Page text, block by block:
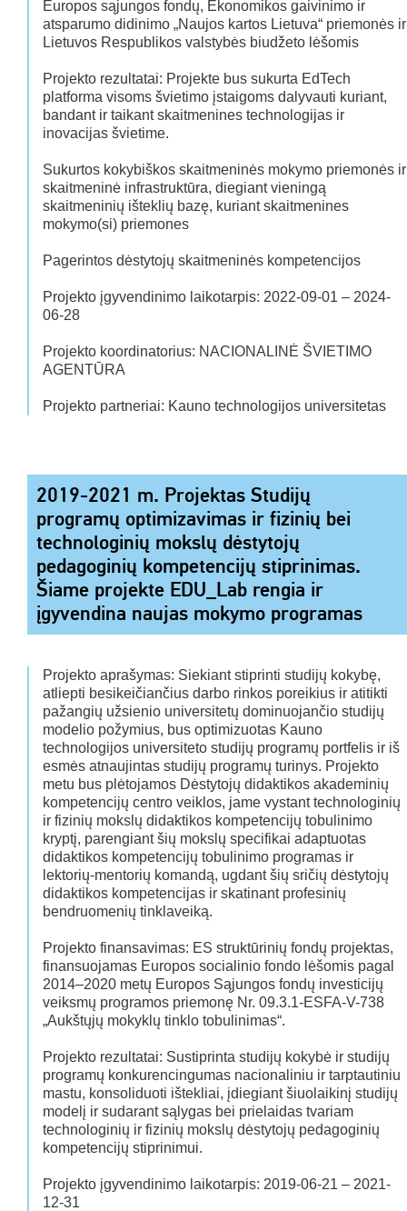
Europos sąjungos fondų, Ekonomikos gaivinimo ir
atsparumo didinimo „Naujos kartos Lietuva“ priemonės ir
Lietuvos Respublikos valstybės biudžeto lėšomis
Projekto rezultatai: Projekte bus sukurta EdTech
platforma visoms švietimo įstaigoms dalyvauti kuriant,
bandant ir taikant skaitmenines technologijas ir
inovacijas švietime.
Sukurtos kokybiškos skaitmeninės mokymo priemonės ir
skaitmeninė infrastruktūra, diegiant vieningą
skaitmeninių išteklių bazę, kuriant skaitmenines
mokymo(si) priemones
Pagerintos dėstytojų skaitmeninės kompetencijos
Projekto įgyvendinimo laikotarpis: 2022-09-01 – 2024-
06-28
Projekto koordinatorius: NACIONALINĖ ŠVIETIMO
AGENTŪRA
Projekto partneriai: Kauno technologijos universitetas
2019-2021 m. Projektas Studijų
programų optimizavimas ir fizinių bei
technologinių mokslų dėstytojų
pedagoginių kompetencijų stiprinimas.
Šiame projekte EDU_Lab rengia ir
įgyvendina naujas mokymo programas
Projekto aprašymas: Siekiant stiprinti studijų kokybę,
atliepti besikeičiančius darbo rinkos poreikius ir atitikti
pažangių užsienio universitetų dominuojančio studijų
modelio požymius, bus optimizuotas Kauno
technologijos universiteto studijų programų portfelis ir iš
esmės atnaujintas studijų programų turinys. Projekto
metu bus plėtojamos Dėstytojų didaktikos akademinių
kompetencijų centro veiklos, jame vystant technologinių
ir fizinių mokslų didaktikos kompetencijų tobulinimo
kryptį, parengiant šių mokslų specifikai adaptuotas
didaktikos kompetencijų tobulinimo programas ir
lektorių-mentorių komandą, ugdant šių sričių dėstytojų
didaktikos kompetencijas ir skatinant profesinių
bendruomenių tinklaveiką.
Projekto finansavimas: ES struktūrinių fondų projektas,
finansuojamas Europos socialinio fondo lėšomis pagal
2014–2020 metų Europos Sąjungos fondų investicijų
veiksmų programos priemonę Nr. 09.3.1-ESFA-V-738
„Aukštųjų mokyklų tinklo tobulinimas“.
Projekto rezultatai: Sustiprinta studijų kokybė ir studijų
programų konkurencingumas nacionaliniu ir tarptautiniu
mastu, konsoliduoti ištekliai, įdiegiant šiuolaikinį studijų
modelį ir sudarant sąlygas bei prielaidas tvariam
technologinių ir fizinių mokslų dėstytojų pedagoginių
kompetencijų stiprinimui.
Projekto įgyvendinimo laikotarpis: 2019-06-21 – 2021-
12-31